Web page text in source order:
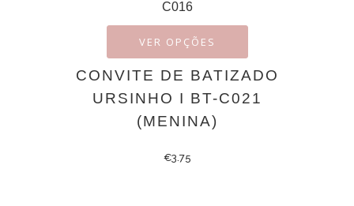
VER OPÇÕES
CONVITE DE BATIZADO
URSINHO I BT-C021
(MENINA)
€3.75